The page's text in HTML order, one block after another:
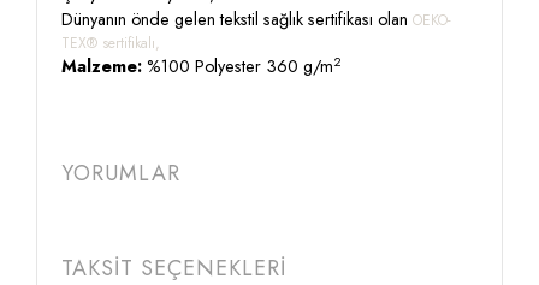
Dünyanın önde gelen tekstil sağlık sertifikası olan OEKO-
TEX® sertifikalı,
Malzeme: %100 Polyester 360 g/m2
YORUMLAR
TAKSİT SEÇENEKLERİ